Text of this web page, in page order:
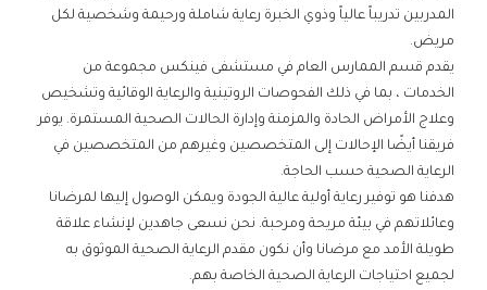
المدربين تدريباً عالياً وذوي الخبرة رعاية شاملة ورحيمة وشخصية لكل
مريض.
يقدم قسم الممارس العام في مستشفى فينكس مجموعة من
الخدمات ، بما في ذلك الفحوصات الروتينية والرعاية الوقائية وتشخيص
وعلاج الأمراض الحادة والمزمنة وإدارة الحالات الصحية المستمرة. يوفر
فريقنا أيضًا الإحالات إلى المتخصصين وغيرهم من المتخصصين في
الرعاية الصحية حسب الحاجة.
هدفنا هو توفير رعاية أولية عالية الجودة ويمكن الوصول إليها لمرضانا
وعائلاتهم في بيئة مريحة ومرحبة. نحن نسعى جاهدين لإنشاء علاقة
طويلة الأمد مع مرضانا وأن نكون مقدم الرعاية الصحية الموثوق به
لجميع احتياجات الرعاية الصحية الخاصة بهم.